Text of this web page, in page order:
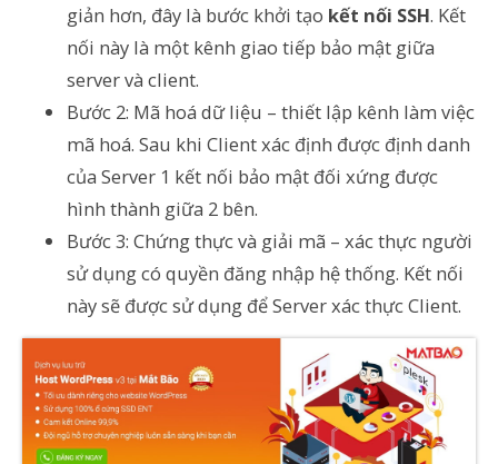
giản hơn, đây là bước khởi tạo kết nối SSH. Kết
nối này là một kênh giao tiếp bảo mật giữa
server và client.
Bước 2: Mã hoá dữ liệu – thiết lập kênh làm việc
mã hoá. Sau khi Client xác định được định danh
của Server 1 kết nối bảo mật đối xứng được
hình thành giữa 2 bên.
Bước 3: Chứng thực và giải mã – xác thực người
sử dụng có quyền đăng nhập hệ thống. Kết nối
này sẽ được sử dụng để Server xác thực Client.